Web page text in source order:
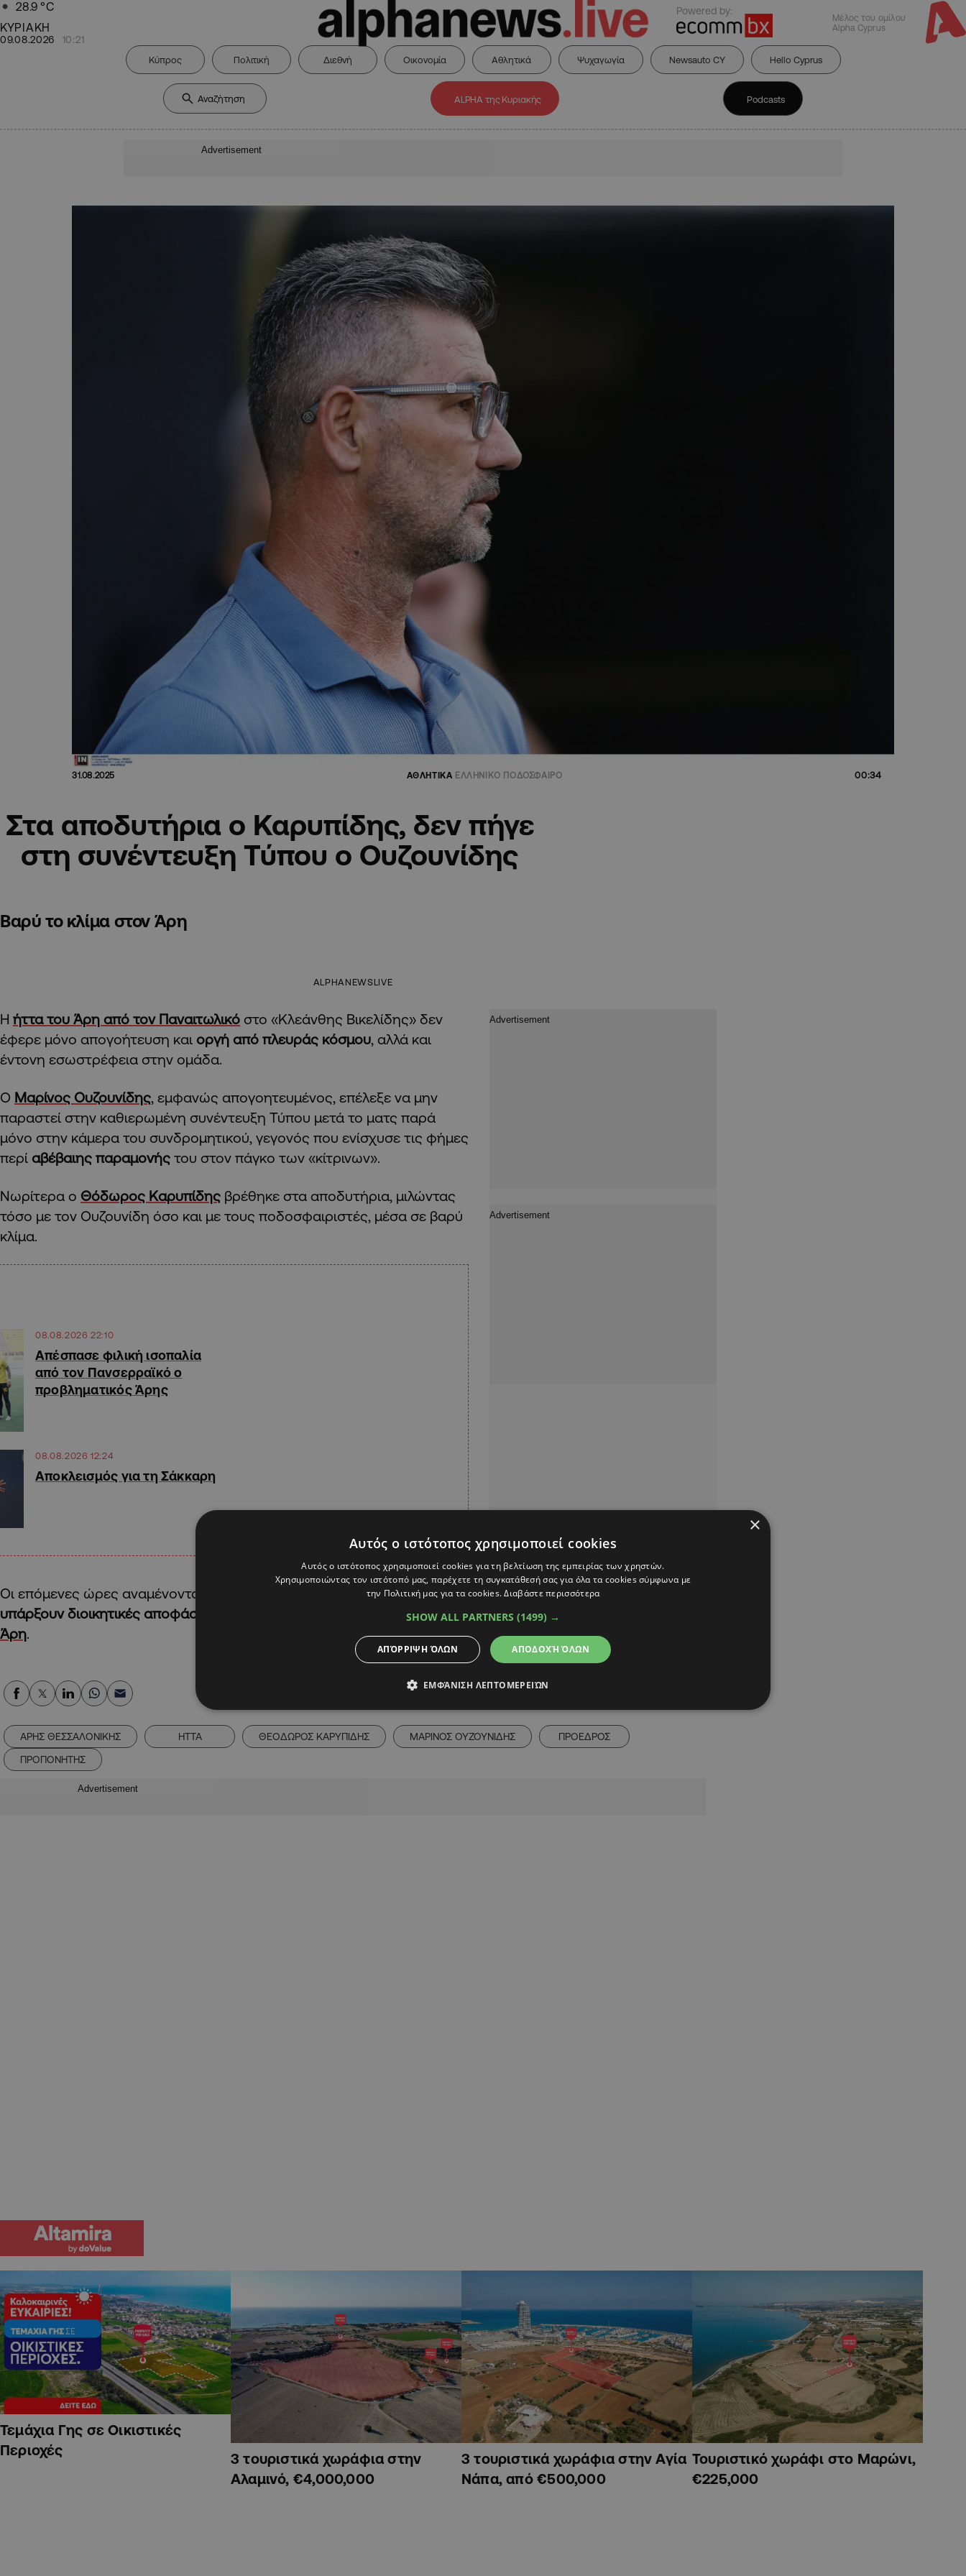
28.9 °C
ΚΥΡΙΑΚΗ
09.08.2026 10:21
Powered by:
Μέλος του ομίλου
Alpha Cyprus
Κύπρος Πολιτική Διεθνή Οικονομία Αθλητικά Ψυχαγωγία Newsauto CY Hello Cyprus
ALPHA της Κυριακής Podcasts
Advertisement
31.08.2025 ΑΘΛΗΤΙΚΑ ΕΛΛΗΝΙΚΟ ΠΟΔΟΣΦΑΙΡΟ 00:34
Στα αποδυτήρια ο Καρυπίδης, δεν πήγε
στη συνέντευξη Τύπου ο Ουζουνίδης
Βαρύ το κλίμα στον Άρη
ALPHANEWSLIVE
Η ήττα του Άρη από τον Παναιτωλικό στο «Κλεάνθης Βικελίδης» δεν
έφερε μόνο απογοήτευση και οργή από πλευράς κόσμου, αλλά και
έντονη εσωστρέφεια στην ομάδα.
Ο Μαρίνος Ουζουνίδης, εμφανώς απογοητευμένος, επέλεξε να μην
παραστεί στην καθιερωμένη συνέντευξη Τύπου μετά το ματς παρά
μόνο στην κάμερα του συνδρομητικού, γεγονός που ενίσχυσε τις φήμες
περί αβέβαιης παραμονής του στον πάγκο των «κίτρινων».
Νωρίτερα ο Θόδωρος Καρυπίδης βρέθηκε στα αποδυτήρια, μιλώντας
τόσο με τον Ουζουνίδη όσο και με τους ποδοσφαιριστές, μέσα σε βαρύ
κλίμα.
08.08.2026 22:10
Απέσπασε φιλική ισοπαλία
από τον Πανσερραϊκό ο
προβληματικός Άρης
08.08.2026 12:24
Αποκλεισμός για τη Σάκκαρη
Οι επόμενες ώρες αναμένονται κρίσιμες, καθώς
δεν αποκλείεται να
υπάρξουν διοικητικές αποφάσεις
που θα αλλάξουν τα δεδομένα στον
Άρη.
Alpha Podcasts
ΑΡΗΣ ΘΕΣΣΑΛΟΝΙΚΗΣ ΗΤΤΑ ΘΕΟΔΩΡΟΣ ΚΑΡΥΠΙΔΗΣ ΜΑΡΙΝΟΣ ΟΥΖΟΥΝΙΔΗΣ
ΠΡΟΕΔΡΟΣ
ΠΡΟΠΟΝΗΤΗΣ
Advertisement
Τεμάχια Γης σε Οικιστικές
Περιοχές
3 τουριστικά χωράφια στην
Αλαμινό, €4,000,000
3 τουριστικά χωράφια στην Αγία
Νάπα, από €500,000
Τουριστικό χωράφι στο Μαρώνι,
€225,000
×
Αυτός ο ιστότοπος χρησιμοποιεί cookies
Αυτός ο ιστότοπος χρησιμοποιεί cookies για τη βελτίωση της εμπειρίας των χρηστών.
Χρησιμοποιώντας τον ιστότοπό μας, παρέχετε τη συγκατάθεσή σας για όλα τα cookies σύμφωνα με
την Πολιτική μας για τα cookies.Διαβάστε περισσότερα
SHOW ALL PARTNERS (1499) →
ΑΠΟΔΟΧΉ ΌΛΩΝ
ΑΠΌΡΡΙΨΗ ΌΛΩΝ
ΕΜΦΆΝΙΣΗ ΛΕΠΤΟΜΕΡΕΙΏΝ